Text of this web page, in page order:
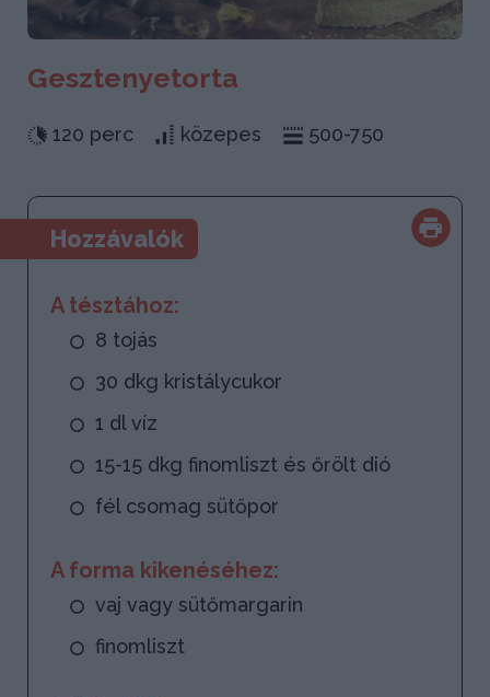
Gesztenyetorta
120 perc közepes 500-750
Hozzávalók
A tésztához:
8 tojás
30 dkg kristálycukor
1 dl víz
15-15 dkg finomliszt és őrölt dió
fél csomag sütőpor
A forma kikenéséhez:
vaj vagy sütőmargarin
finomliszt